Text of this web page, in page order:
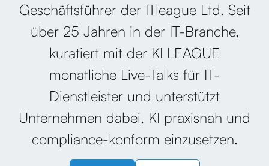
Geschäftsführer der ITleague Ltd. Seit
über 25 Jahren in der IT-Branche,
kuratiert mit der KI LEAGUE
monatliche Live-Talks für IT-
Dienstleister und unterstützt
Unternehmen dabei, KI praxisnah und
compliance-konform einzusetzen.